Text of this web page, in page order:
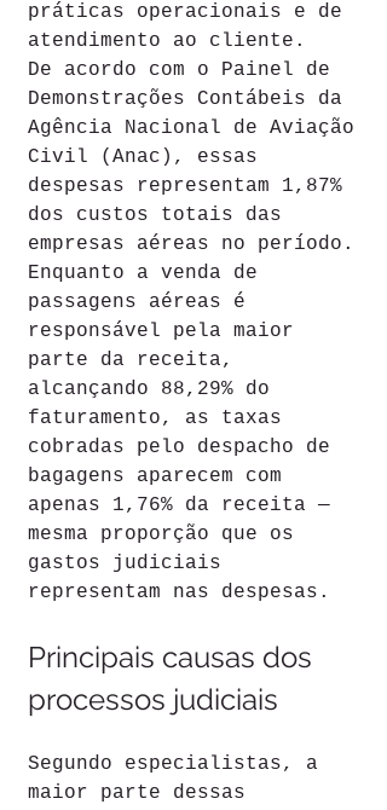
práticas operacionais e de
atendimento ao cliente.
De acordo com o Painel de
Demonstrações Contábeis da
Agência Nacional de Aviação
Civil (Anac), essas
despesas representam 1,87%
dos custos totais das
empresas aéreas no período.
Enquanto a venda de
passagens aéreas é
responsável pela maior
parte da receita,
alcançando 88,29% do
faturamento, as taxas
cobradas pelo despacho de
bagagens aparecem com
apenas 1,76% da receita —
mesma proporção que os
gastos judiciais
representam nas despesas.
Principais causas dos
processos judiciais
Segundo especialistas, a
maior parte dessas